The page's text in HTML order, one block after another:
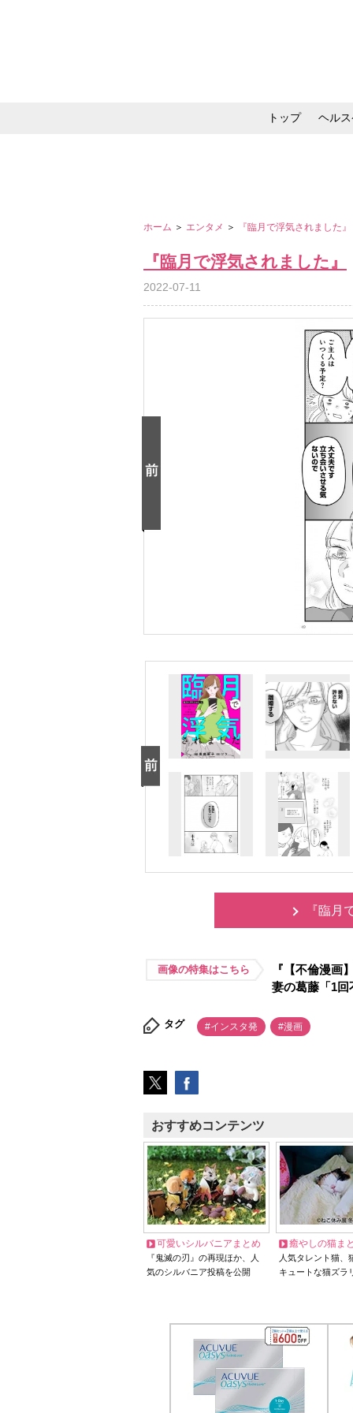
トップ ヘル
ホーム ＞ エンタメ ＞ 『臨月で浮気されました』
『臨月で浮気されました』
2022-07-11
『臨月
画像の特集はこちら
『【不倫漫画
妻の葛藤「1
タグ #インスタ発 #漫画
おすすめコンテンツ
可愛いシルバニアまとめ
『鬼滅の刃』の再現ほか、人
気のシルバニア投稿を公開
癒やしの猫ま
人気タレント猫
キュートな猫ズラ